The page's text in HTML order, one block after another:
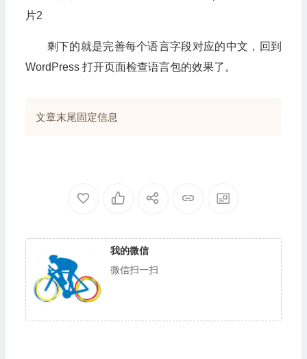
剩下的就是完善每个语言字段对应的中文，回到
WordPress 打开页面检查语言包的效果了。
文章末尾固定信息
我的微信
微信扫一扫